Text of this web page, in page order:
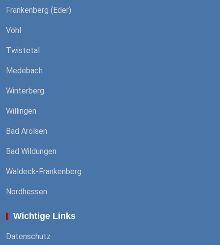
Frankenberg (Eder)
Vöhl
Twistetal
Medebach
Winterberg
Willingen
Bad Arolsen
Bad Wildungen
Waldeck-Frankenberg
Nordhessen
Wichtige Links
Datenschutz